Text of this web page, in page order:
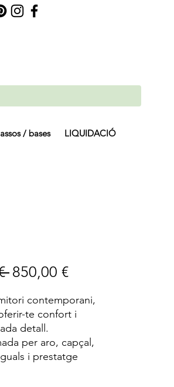
/ bases LIQUIDACIÓ
Preu
850,00 €Preu
contemporani,
te confort i
detall.
per aro, capçal,
i prestatge